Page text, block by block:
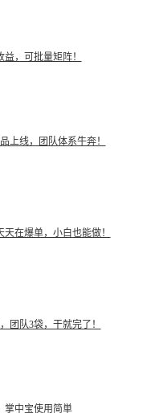
，可批量矩阵！
上线，团队体系牛奔！
在爆单，小白也能做！
团队3袋，干就完了！
掌中宝使用简単